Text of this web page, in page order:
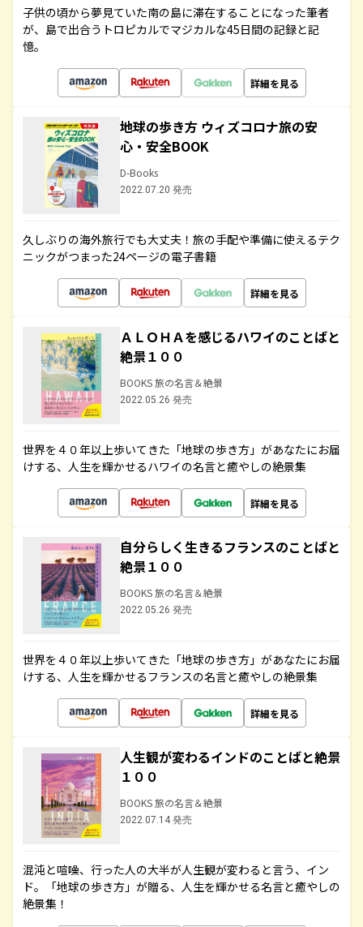
子供の頃から夢見ていた南の島に滞在することになった筆者
が、島で出合うトロピカルでマジカルな45日間の記録と記
憶。
詳細を見る
地球の歩き方 ウィズコロナ旅の安
心・安全BOOK
D-Books
2022.07.20 発売
久しぶりの海外旅行でも大丈夫！旅の手配や準備に使えるテク
ニックがつまった24ページの電子書籍
詳細を見る
ＡＬＯＨＡを感じるハワイのことばと
絶景１００
BOOKS 旅の名言＆絶景
2022.05.26 発売
世界を４０年以上歩いてきた「地球の歩き方」があなたにお届
けする、人生を輝かせるハワイの名言と癒やしの絶景集
詳細を見る
自分らしく生きるフランスのことばと
絶景１００
BOOKS 旅の名言＆絶景
2022.05.26 発売
世界を４０年以上歩いてきた「地球の歩き方」があなたにお届
けする、人生を輝かせるフランスの名言と癒やしの絶景集
詳細を見る
人生観が変わるインドのことばと絶景
１００
BOOKS 旅の名言＆絶景
2022.07.14 発売
混沌と喧噪、行った人の大半が人生観が変わると言う、イン
ド。「地球の歩き方」が贈る、人生を輝かせる名言と癒やしの
絶景集！